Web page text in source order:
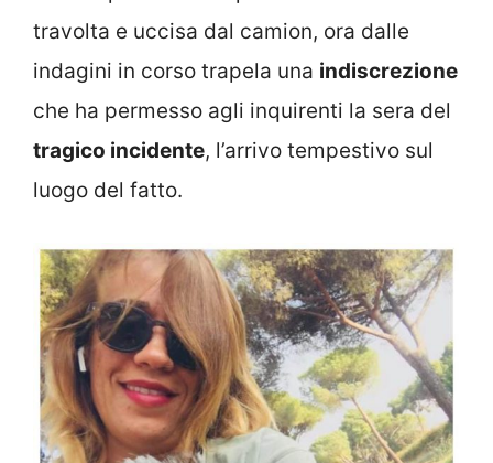
travolta e uccisa dal camion, ora dalle
indagini in corso trapela una indiscrezione
che ha permesso agli inquirenti la sera del
tragico incidente, l’arrivo tempestivo sul
luogo del fatto.